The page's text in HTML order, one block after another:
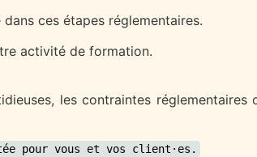
ces étapes réglementaires.
activité de formation.
les contraintes réglementaires
pour vous et vos client·es.